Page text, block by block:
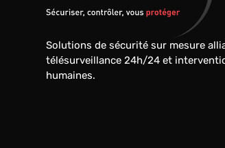
Solutions de sécurité sur mesure
télésurveillance 24h/24 et
humaines.